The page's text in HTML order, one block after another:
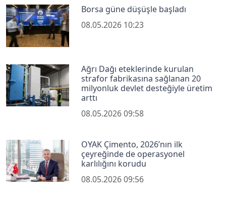
Borsa güne düşüşle başladı
08.05.2026 10:23
Ağrı Dağı eteklerinde kurulan
strafor fabrikasına sağlanan 20
milyonluk devlet desteğiyle üretim
arttı
08.05.2026 09:58
OYAK Çimento, 2026’nın ilk
çeyreğinde de operasyonel
karlılığını korudu
08.05.2026 09:56